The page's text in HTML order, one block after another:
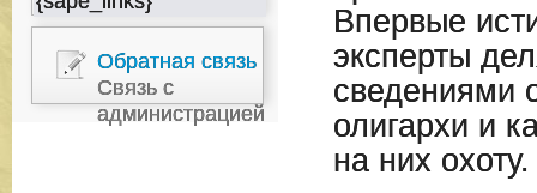
Обратная связь
Связь с
администрацией
Впервые
эксперты
сведениями
олигархи и
на них охоту.